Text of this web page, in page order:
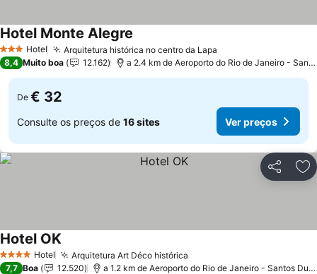
3 EstrelasHotel Arquitetura histórica no centro da Lapa
Hotel Monte Alegre
8,4 Muito boa 12.162 a 2.4 km de Aeroporto do Rio de Janeiro - Santos Dumont
De € 32
Consulte os preços de 16 sites Ver preços
Partilhar
4 EstrelasHotel Arquitetura Art Déco histórica
Hotel OK
7,7 Boa 12.520 a 1.2 km de Aeroporto do Rio de Janeiro - Santos Dumont